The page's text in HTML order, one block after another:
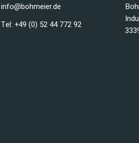
info@bohmeier.de
Tel: +49 (0) 52 44 772 92